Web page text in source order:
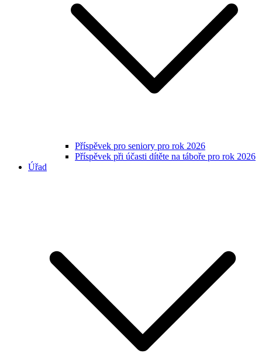
Příspěvek pro seniory pro rok 2026
Příspěvek při účasti dítěte na táboře pro rok 2026
Úřad